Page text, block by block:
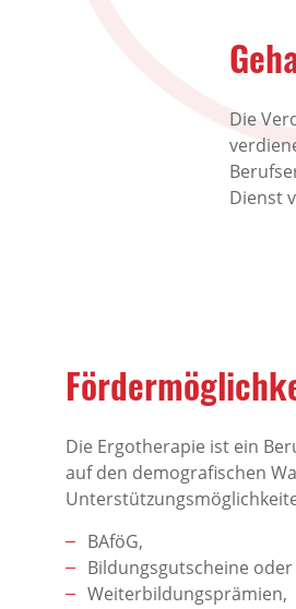
Die
Dienst
Die Ergotherapie ist ein
auf den demografischen
BAföG,
Bildungsgutscheine oder
Weiterbildungsprämien,